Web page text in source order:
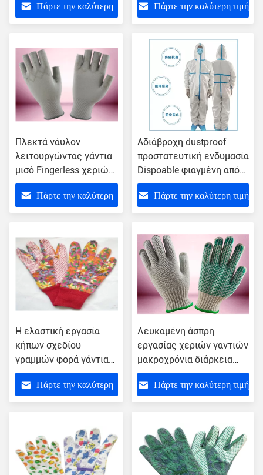
υφάσματος φοινικών
σπυρακιών προστασίας
Πάρτε την καλύτερη Πάρτε την καλύτερη τιμή
Πλεκτά νάυλον
λειτουργώντας γάντια
μισό Fingerless χεριών
με τα προσαρμοσμένα
σημείαΠάρτε την καλύτερη
Αδιάβροχη dustproof
προστατευτική ενδυμασία
Dispoable φιαγμένη από
PP και PE που
τοποθετούν 65g σε
στρώματα
Πάρτε την καλύτερη τιμή
Η ελαστική εργασία
κήπων σχεδίου
γραμμών φορά γάντια
στο άνετο συναίσθημα
χεριών μεγέθους 9,5 "
10,5 "
Πάρτε την καλύτερη
Λευκαμένη άσπρη
εργασίας χεριών γαντιών
μακροχρόνια διάρκεια
ζωής υλικών Eco φιλική
Πάρτε την καλύτερη τιμή